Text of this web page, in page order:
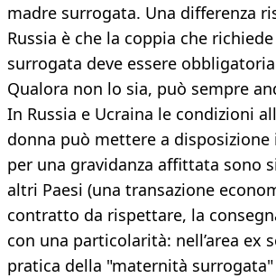
madre surrogata. Una differenza
Russia è che la coppia che
surrogata deve essere
Qualora non lo sia, può sempre
In Russia e Ucraina le condizioni
donna può mettere a
per una gravidanza affittata sono
altri Paesi (una transazione
contratto da rispettare, la
con una particolarità: nell’area ex
pratica della "maternità surrogata"